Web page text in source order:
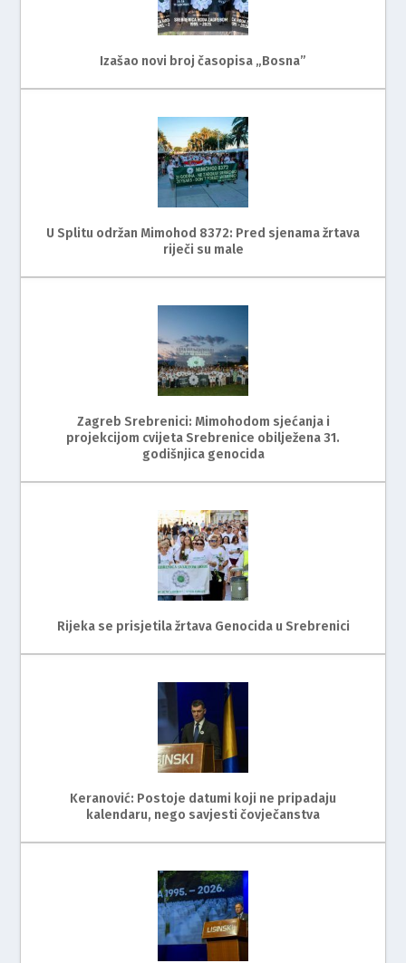
Izašao novi broj časopisa „Bosna”
U Splitu održan Mimohod 8372: Pred sjenama žrtava
riječi su male
Zagreb Srebrenici: Mimohodom sjećanja i
projekcijom cvijeta Srebrenice obilježena 31.
godišnjica genocida
Rijeka se prisjetila žrtava Genocida u Srebrenici
Keranović: Postoje datumi koji ne pripadaju
kalendaru, nego savjesti čovječanstva